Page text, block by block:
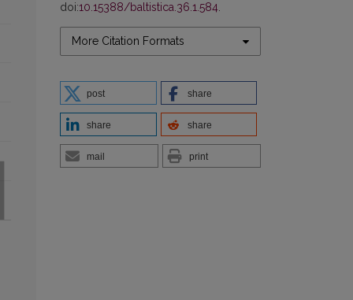
doi:10.15388/baltistica.36.1.584
More Citation Formats
post share
share share
mail print